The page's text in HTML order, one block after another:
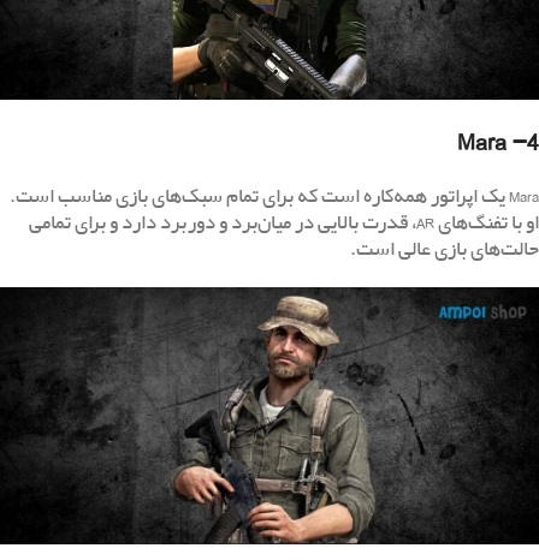
4- Mara
Mara یک اپراتور همه‌کاره است که برای تمام سبک‌های بازی مناسب است.
او با تفنگ‌های AR، قدرت بالایی در میان‌برد و دوربرد دارد و برای تمامی
حالت‌های بازی عالی است.